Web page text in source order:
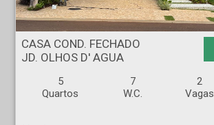
CASA COND. FECHADO
JD. OLHOS D' AGUA
5
Quartos
7
W.C.
2
Vagas